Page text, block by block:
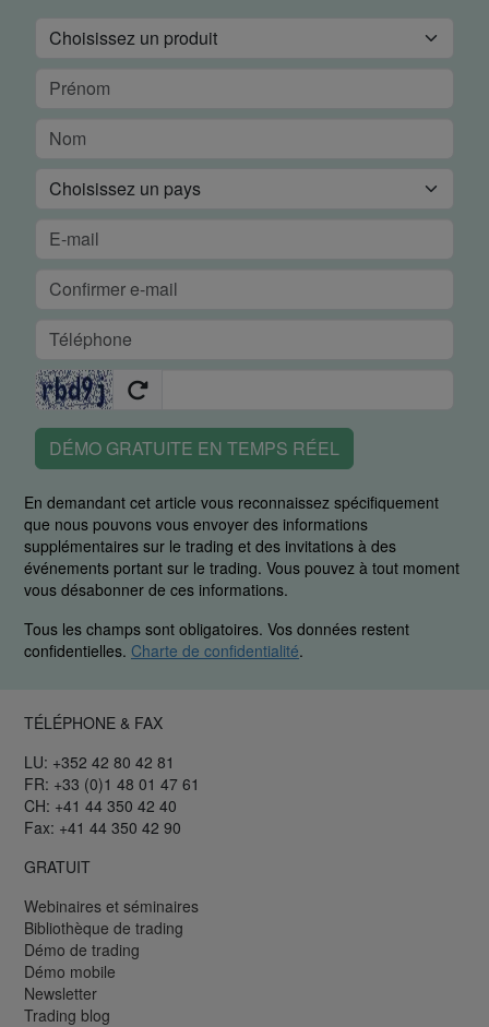
DÉMO GRATUITE EN TEMPS RÉEL
En demandant cet article vous reconnaissez spécifiquement
que nous pouvons vous envoyer des informations
supplémentaires sur le trading et des invitations à des
événements portant sur le trading. Vous pouvez à tout moment
vous désabonner de ces informations.
Tous les champs sont obligatoires. Vos données restent
confidentielles. Charte de confidentialité.
TÉLÉPHONE & FAX
LU: +352 42 80 42 81
FR: +33 (0)1 48 01 47 61
CH: +41 44 350 42 40
Fax: +41 44 350 42 90
GRATUIT
Webinaires et séminaires
Bibliothèque de trading
Démo de trading
Démo mobile
Newsletter
Trading blog